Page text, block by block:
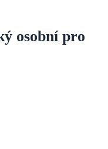
osobní pro